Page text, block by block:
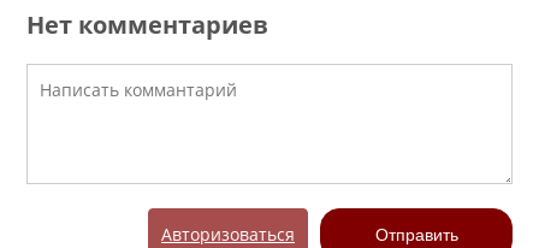
Нет комментариев
Авторизоваться Отправить